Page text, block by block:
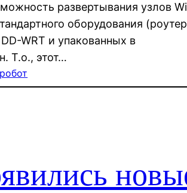
развертывания узлов
оборудования
WRT и упакованных в
Т.о., этот…
робот